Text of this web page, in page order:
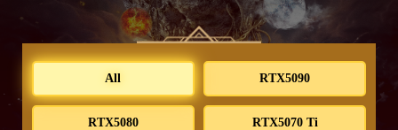
All RTX5090
RTX5080 RTX5070 Ti